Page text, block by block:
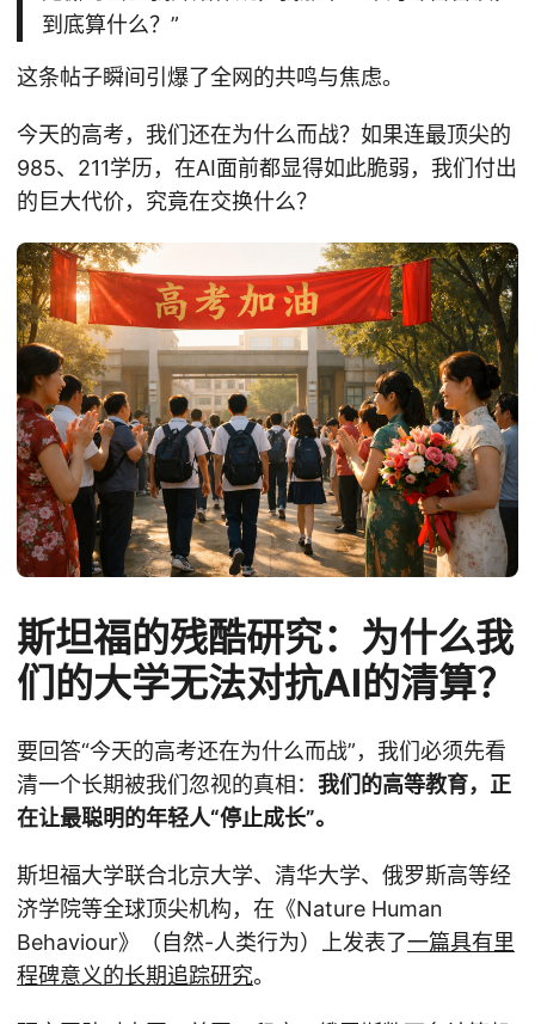
到底算什么？”
这条帖子瞬间引爆了全网的共鸣与焦虑。
今天的高考，我们还在为什么而战？如果连最顶尖的
985、211学历，在AI面前都显得如此脆弱，我们付出
的巨大代价，究竟在交换什么？
斯坦福的残酷研究：为什么我
们的大学无法对抗AI的清算？
要回答“今天的高考还在为什么而战”，我们必须先看
清一个长期被我们忽视的真相： 我们的高等教育，正
在让最聪明的年轻人“停止成长”。
斯坦福大学联合北京大学、清华大学、俄罗斯高等经
济学院等全球顶尖机构，在《Nature Human
Behaviour》（自然-人类行为）上发表了一篇具有里
程碑意义的长期追踪研究。